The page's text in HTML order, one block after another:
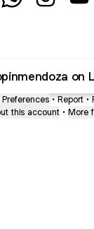
on
• Report •
this account • More